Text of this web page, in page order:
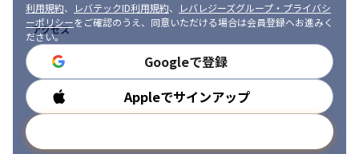
・組織遂行力「チームを律して変革して、決めた約束・目標をや
り抜く事」
利用規約、 レバテックID利用規約、
レバレジーズグループ・プライバシ
ーポリシーをご確認のうえ、同意いただける場合は会員登録へお進みく
ださい。
Googleで登録
Appleでサインアップ
アクセス
勤務時間